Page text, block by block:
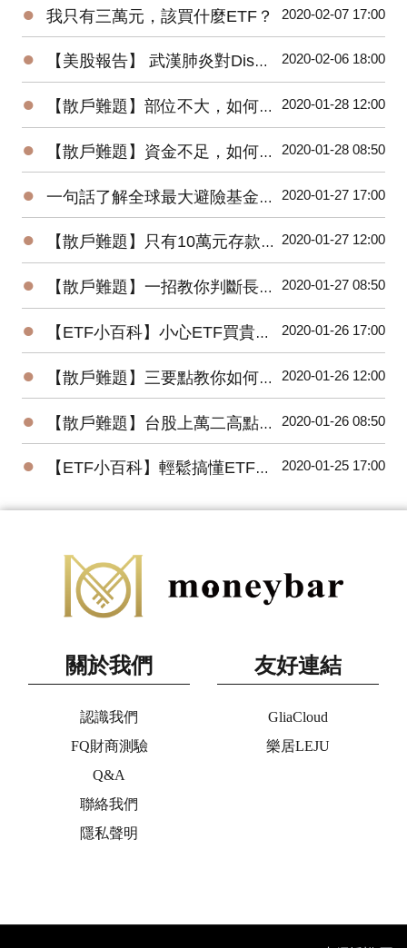
● 我只有三萬元，該買什麼ETF？ 2020-02-07 17:00
● 【美股報告】 武漢肺炎對Disney(DIS)2020第一季衝擊有多大？ 2020-02-06 18:00
● 【散戶難題】部位不大，如何增加投機功力？ 2020-01-28 12:00
● 【散戶難題】資金不足，如何快速累積財富？ 2020-01-28 08:50
● 一句話了解全球最大避險基金的操作思想 2020-01-27 17:00
● 【散戶難題】只有10萬元存款的小資，該如何開始投資台股？ 2020-01-27 12:00
● 【散戶難題】一招教你判斷長紅K是真突破還是假突破 2020-01-27 08:50
● 【ETF小百科】小心ETF買貴了！你不可不知的ETF名詞 2020-01-26 17:00
● 【散戶難題】三要點教你如何將波浪理論應用在台股上？ 2020-01-26 12:00
● 【散戶難題】台股上萬二高點，為何外資還敢大買百億？ 2020-01-26 08:50
● 【ETF小百科】輕鬆搞懂ETF追蹤指數的三種方式 2020-01-25 17:00
關於我們
認識我們
FQ財商測驗
Q&A
聯絡我們
隱私聲明
友好連結
GliaCloud
樂居LEJU